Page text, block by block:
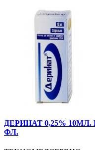
ДЕРИНАТ 0,25%
ФЛ.